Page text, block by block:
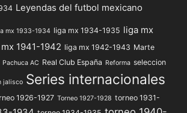
Leyendas del futbol mexicano
mx 1933-1934 liga mx 1934-1935 liga mx
1941-1942 liga mx 1942-1943 Marte
Pachuca AC Real Club España Reforma seleccion
jalisco Series internacionales
1926-1927 Torneo 1927-1928 torneo 1931-